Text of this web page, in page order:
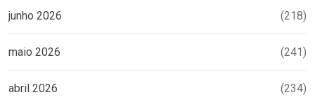
junho 2026 (218)
maio 2026 (241)
abril 2026 (234)